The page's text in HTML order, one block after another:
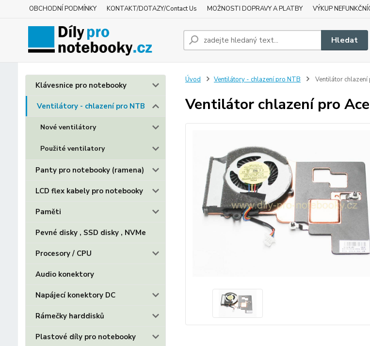
OBCHODNÍ PODMÍNKY KONTAKT/DOTAZY/Contact Us MOŽNOSTI DOPRAVY A PLATBY VÝKUP
Hledat
Klávesnice pro notebooky
Ventilátory - chlazení pro NTB
Nové ventilátory
Použité ventilatory
Panty pro notebooky (ramena)
LCD flex kabely pro notebooky
Paměti
Pevné disky , SSD disky , NVMe
Procesory / CPU
Audio konektory
Napájecí konektory DC
Rámečky harddisků
Plastové díly pro notebooky
Úvod Ventilátory - chlazení pro NTB Ventilátor
Ventilátor chlazení pro